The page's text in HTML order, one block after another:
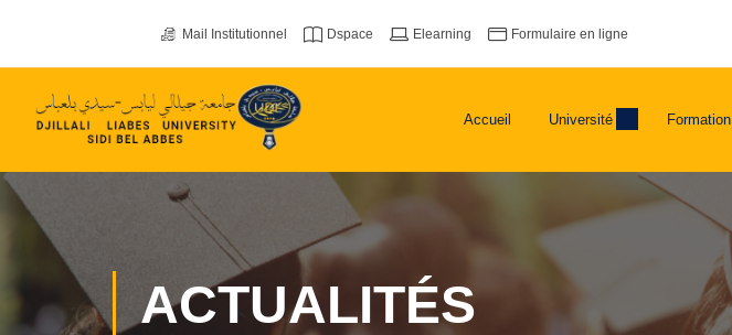
Mail Institutionnel Dspace Elearning Formulaire en ligne
Accueil Université Formation
ACTUALITÉS